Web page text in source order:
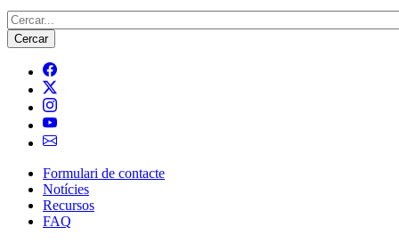
Cerca
Navegació
principal
Formulari de contacte
Notícies
Recursos
FAQ